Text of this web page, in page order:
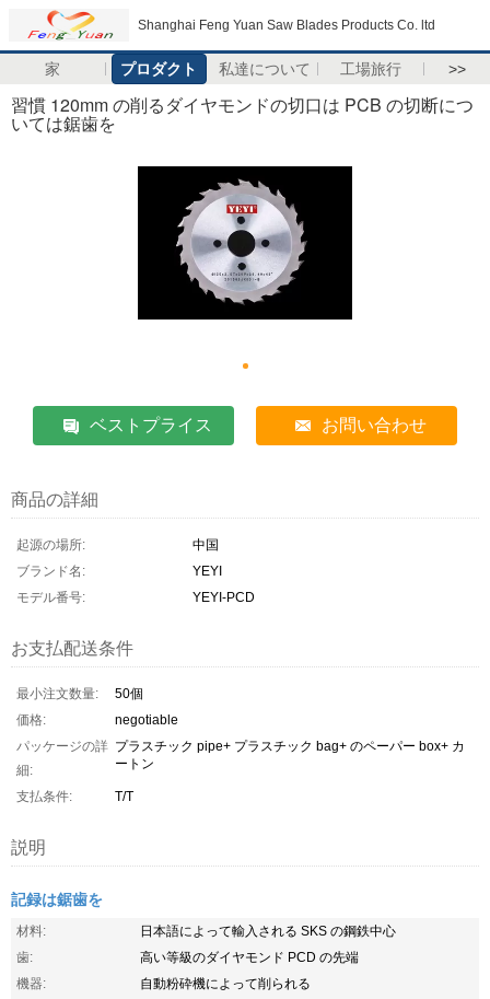
Shanghai Feng Yuan Saw Blades Products Co. ltd
家 プロダクト 私達について 工場旅行 >>
習慣 120mm の削るダイヤモンドの切口は PCB の切断につ
いては鋸歯を
ベストプライス お問い合わせ
商品の詳細
起源の場所:
中国
ブランド名:
YEYI
モデル番号:
YEYI-PCD
お支払配送条件
最小注文数量:
50個
価格:
negotiable
パッケージの詳
細:
プラスチック pipe+ プラスチック bag+ のペーパー box+ カ
ートン
支払条件: T/T
説明
記録は鋸歯を
材料:
日本語によって輸入される SKS の鋼鉄中心
歯:
高い等級のダイヤモンド PCD の先端
機器:
自動粉砕機によって削られる